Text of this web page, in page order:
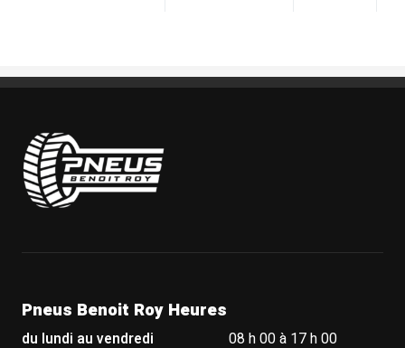
Pneus Benoit Roy
Pneus Benoit Roy Heures
du lundi au vendredi
08 h 00 à 17 h 00